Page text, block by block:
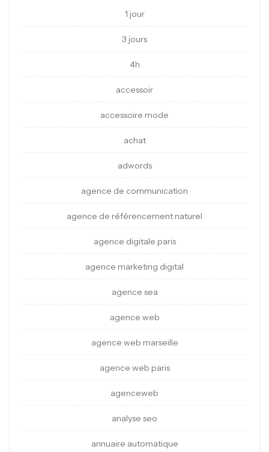
1 jour
3 jours
4h
accessoir
accessoire mode
achat
adwords
agence de communication
agence de référencement naturel
agence digitale paris
agence marketing digital
agence sea
agence web
agence web marseille
agence web paris
agenceweb
analyse seo
annuaire automatique